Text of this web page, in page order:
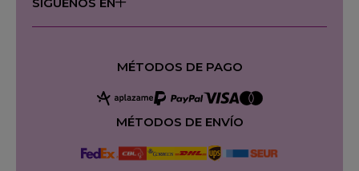
MÉTODOS DE PAGO
MÉTODOS DE ENVÍO